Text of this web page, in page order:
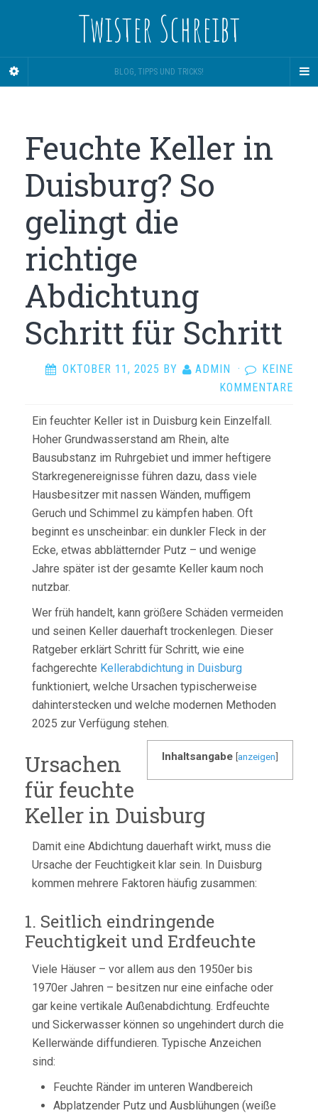
Twister Schreibt
BLOG, TIPPS UND TRICKS!
Feuchte Keller in
Duisburg? So
gelingt die
richtige
Abdichtung
Schritt für Schritt
OKTOBER 11, 2025 BY ADMIN ·
KEINE
KOMMENTARE
Ein feuchter Keller ist in Duisburg kein Einzelfall.
Hoher Grundwasserstand am Rhein, alte
Bausubstanz im Ruhrgebiet und immer heftigere
Starkregenereignisse führen dazu, dass viele
Hausbesitzer mit nassen Wänden, muffigem
Geruch und Schimmel zu kämpfen haben. Oft
beginnt es unscheinbar: ein dunkler Fleck in der
Ecke, etwas abblätternder Putz – und wenige
Jahre später ist der gesamte Keller kaum noch
nutzbar.
Wer früh handelt, kann größere Schäden vermeiden
und seinen Keller dauerhaft trockenlegen. Dieser
Ratgeber erklärt Schritt für Schritt, wie eine
fachgerechte Kellerabdichtung in Duisburg
funktioniert, welche Ursachen typischerweise
dahinterstecken und welche modernen Methoden
2025 zur Verfügung stehen.
Inhaltsangabe [anzeigen]
Ursachen
für feuchte
Keller in Duisburg
Damit eine Abdichtung dauerhaft wirkt, muss die
Ursache der Feuchtigkeit klar sein. In Duisburg
kommen mehrere Faktoren häufig zusammen:
1. Seitlich eindringende
Feuchtigkeit und Erdfeuchte
Viele Häuser – vor allem aus den 1950er bis
1970er Jahren – besitzen nur eine einfache oder
gar keine vertikale Außenabdichtung. Erdfeuchte
und Sickerwasser können so ungehindert durch die
Kellerwände diffundieren. Typische Anzeichen
sind:
Feuchte Ränder im unteren Wandbereich
Abplatzender Putz und Ausblühungen (weiße